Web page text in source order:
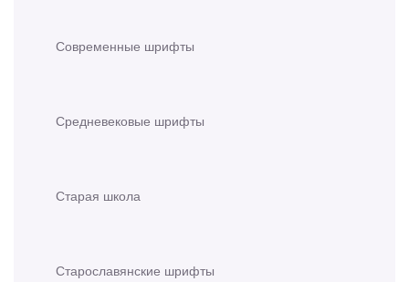
Современные шрифты
Средневековые шрифты
Старая школа
Старославянские шрифты